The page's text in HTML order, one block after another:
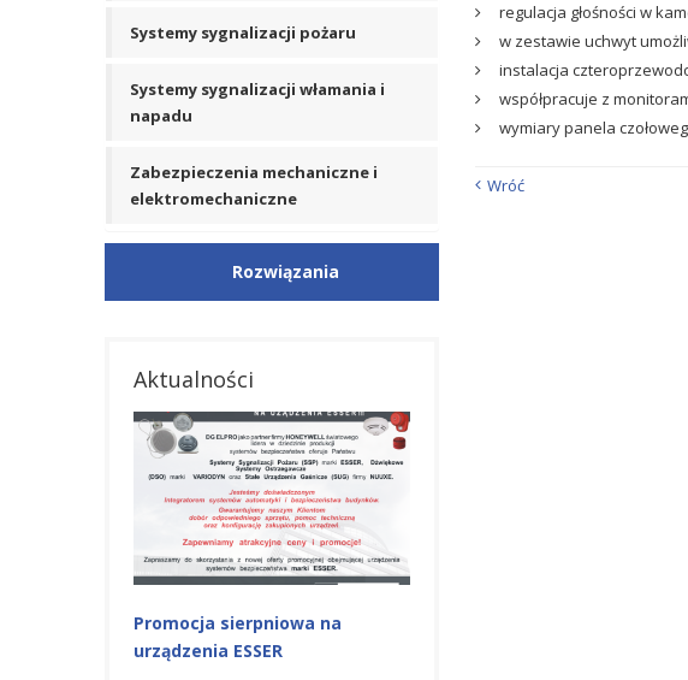
regulacja głośności w
w zestawie uchwyt
instalacja
współpracuje z
wymiary panela
Wróć
Systemy sygnalizacji pożaru
Systemy sygnalizacji włamania i
napadu
Zabezpieczenia mechaniczne i
elektromechaniczne
Rozwiązania
Aktualności
Promocja sierpniowa na
urządzenia ESSER